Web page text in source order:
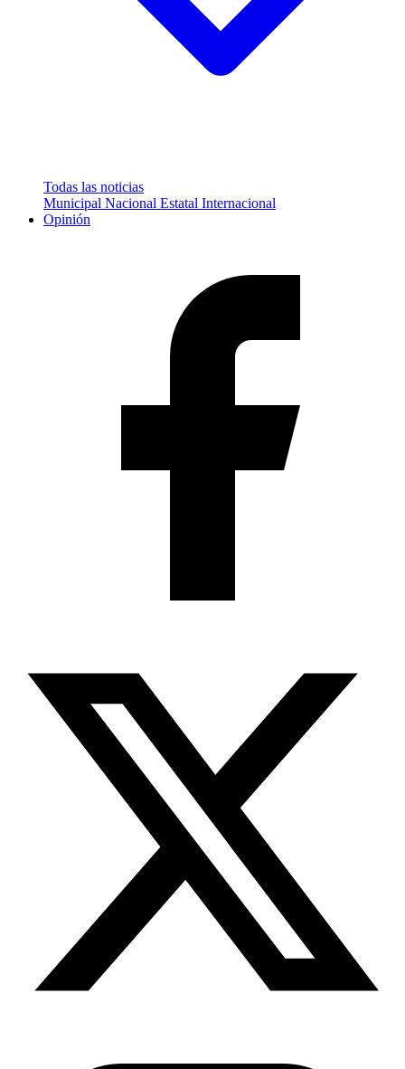
Todas las noticias
Municipal Nacional Estatal Internacional
Opinión